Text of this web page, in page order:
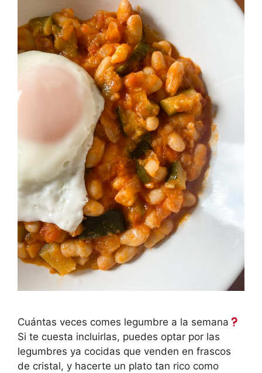
Cuántas veces comes legumbre a la semana
Si te cuesta incluirlas, puedes optar por las
legumbres ya cocidas que venden en frascos
de cristal, y hacerte un plato tan rico como